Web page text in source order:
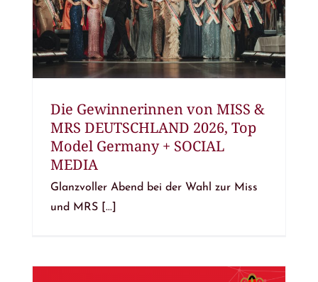
Die Gewinnerinnen von MISS &
MRS DEUTSCHLAND 2026, Top
Model Germany + SOCIAL
MEDIA
Glanzvoller Abend bei der Wahl zur Miss
und MRS [...]